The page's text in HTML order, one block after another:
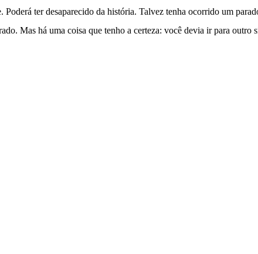
Poderá ter desaparecido da história. Talvez tenha ocorrido um
Mas há uma coisa que tenho a certeza: você devia ir para outro